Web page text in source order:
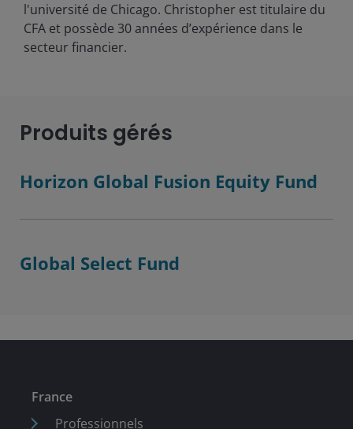
l'université de Chicago. Christopher est titulaire du
CFA et possède 30années d’expérience dans le
secteur financier.
Produits gérés
Horizon Global Fusion Equity Fund
Global Select Fund
France
Professionnels